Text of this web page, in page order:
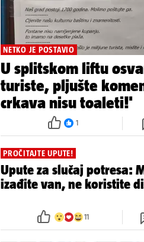
NETKO JE POSTAVIO
U splitskom liftu
turiste, pljušte
crkava nisu toaleti!'
1
PROČITAJTE UPUTE!
Upute za slučaj potresa:
izađite van, ne koristite
11